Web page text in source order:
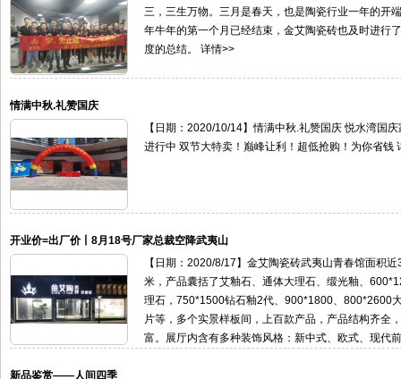
三，三生万物。三月是春天，也是陶瓷行业一年的开
年牛年的第一个月已经结束，金艾陶瓷砖也及时进行
度的总结。 详情>>
情满中秋.礼赞国庆
【日期：2020/10/14】情满中秋.礼赞国庆 悦水湾国
进行中 双节大特卖！巅峰让利！超低抢购！为你省钱
开业价=出厂价丨8月18号厂家总裁空降武夷山
【日期：2020/8/17】金艾陶瓷砖武夷山青春馆面积
米，产品囊括了艾釉石、通体大理石、缎光釉、
理石，750*1500钻石釉2代、900*1800、800*2600
片等，多个实景样板间，上百款产品，产品结构齐全
富。展厅内含有多种装饰风格：新中式、欧式、现代
新品鉴赏——人间四季